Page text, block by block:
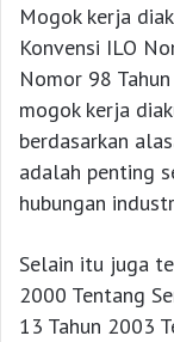
Mogok kerja
Konvensi ILO
Nomor 98
mogok kerja
berdasarkan
adalah penting
hubungan
Selain itu juga
2000 Tentang
13 Tahun 2003